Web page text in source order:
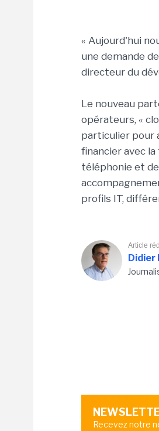
« Aujourd'hui
une demande
directeur du
Le nouveau
opérateurs, «
particulier pour
financier avec
téléphonie et
profils IT,
Article
Didier
Recevez notre